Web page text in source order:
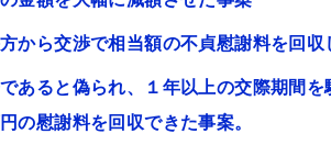
から交渉で相当額の不貞慰謝料を回収
あると偽られ、１年以上の交際期間
の慰謝料を回収できた事案。